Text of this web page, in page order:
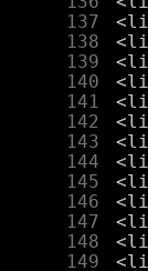
    137
    138
    139
    140
    141
    142
    143
    144
    145
    146
    147
    148
    149